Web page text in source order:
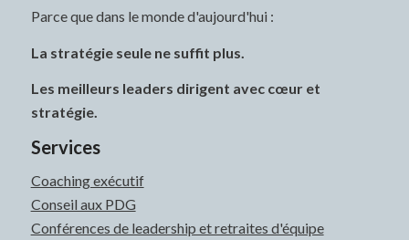
Parce que dans le monde d'aujourd'hui :
La stratégie seule ne suffit plus.
Les meilleurs leaders dirigent avec cœur et
stratégie.
Services
Coaching exécutif
Conseil aux PDG
Conférences de leadership et retraites d'équipe